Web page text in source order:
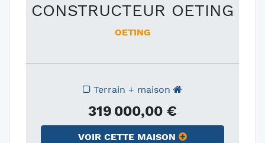
CONSTRUCTEUR OETING
OETING
Terrain + maison
319 000,00 €
VOIR CETTE MAISON